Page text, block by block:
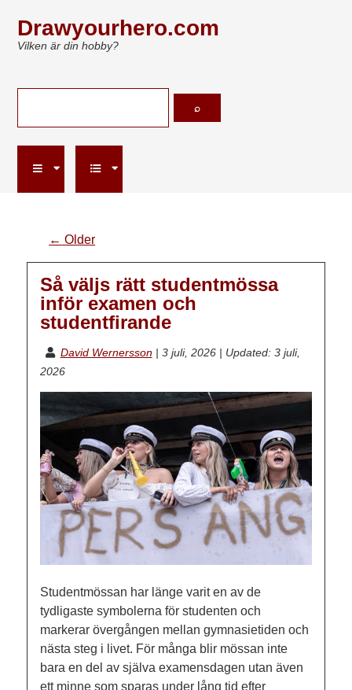
Drawyourhero.com
Vilken är din hobby?
← Older
Så väljs rätt studentmössa
inför examen och
studentfirande
David Wernersson | 3 juli, 2026| Updated: 3 juli,
2026
Studentmössan har länge varit en av de
tydligaste symbolerna för studenten och
markerar övergången mellan gymnasietiden och
nästa steg i livet. För många blir mössan inte
bara en del av själva examensdagen utan även
ett minne som sparas under lång tid efter